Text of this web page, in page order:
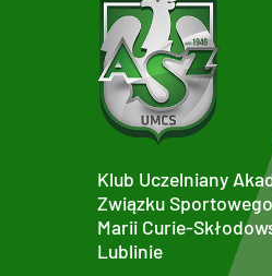
Klub Uczelniany
Związku
Marii Curie-
Lublinie